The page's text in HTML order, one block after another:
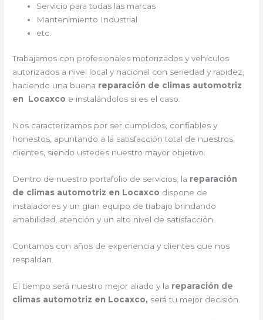
Servicio para todas las marcas
Mantenimiento Industrial
etc.
Trabajamos con profesionales motorizados y vehículos
autorizados a nivel local y nacional con seriedad y rapidez,
haciendo una buena reparación de climas automotriz
en Locaxco e instalándolos si es el caso.
Nos caracterizamos por ser cumplidos, confiables y
honestos, apuntando a la satisfacción total de nuestros
clientes, siendo ustedes nuestro mayor objetivo.
Dentro de nuestro portafolio de servicios, la reparación
de climas automotriz en Locaxco dispone de
instaladores y un gran equipo de trabajo brindando
amabilidad, atención y un alto nivel de satisfacción.
Contamos con años de experiencia y clientes que nos
respaldan.
El tiempo será nuestro mejor aliado y la reparación de
climas automotriz en Locaxco, será tu mejor decisión.